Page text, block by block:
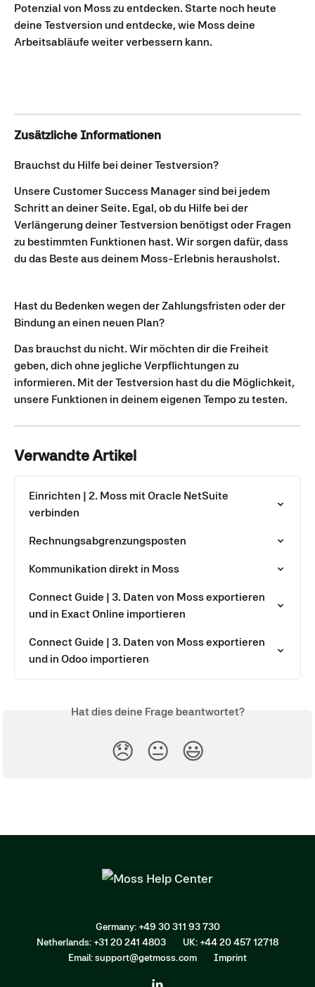
Potenzial von Moss zu entdecken. Starte noch heute
deine Testversion und entdecke, wie Moss deine
Arbeitsabläufe weiter verbessern kann.
Zusätzliche Informationen
Brauchst du Hilfe bei deiner Testversion?
Unsere Customer Success Manager sind bei jedem
Schritt an deiner Seite. Egal, ob du Hilfe bei der
Verlängerung deiner Testversion benötigst oder Fragen
zu bestimmten Funktionen hast. Wir sorgen dafür, dass
du das Beste aus deinem Moss-Erlebnis herausholst.
Hast du Bedenken wegen der Zahlungsfristen oder der
Bindung an einen neuen Plan?
Das brauchst du nicht. Wir möchten dir die Freiheit
geben, dich ohne jegliche Verpflichtungen zu
informieren. Mit der Testversion hast du die Möglichkeit,
unsere Funktionen in deinem eigenen Tempo zu testen.
Verwandte Artikel
Einrichten | 2. Moss mit Oracle NetSuite
verbinden
Rechnungsabgrenzungsposten
Kommunikation direkt in Moss
Connect Guide | 3. Daten von Moss exportieren
und in Exact Online importieren
Connect Guide | 3. Daten von Moss exportieren
und in Odoo importieren
Hat dies deine Frage beantwortet?
😞 😐 😃
Germany: +49 30 311 93 730
Netherlands: +31 20 241 4803
UK: +44 20 457 12718
Email: support@getmoss.com
Imprint